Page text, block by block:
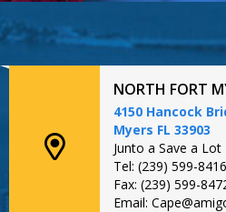
NORTH FORT
4150 Hancock
Myers FL 33903
Junto a Save a Lot
Tel: (239) 599-8416
Fax: (239) 599-
Email: